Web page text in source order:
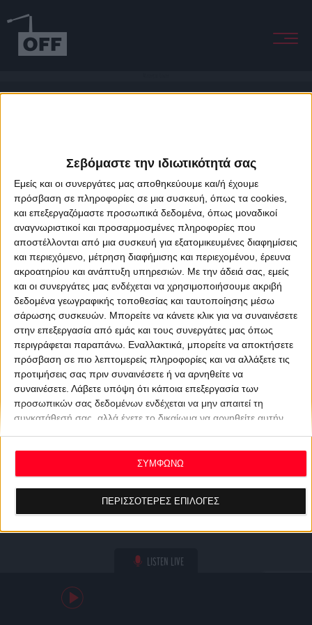
Σεβόμαστε την ιδιωτικότητά σας
Εμείς και οι συνεργάτες μας αποθηκεύουμε και/ή έχουμε
πρόσβαση σε πληροφορίες σε μια συσκευή, όπως τα cookies,
και επεξεργαζόμαστε προσωπικά δεδομένα, όπως μοναδικοί
αναγνωριστικοί και προσαρμοσμένες πληροφορίες που
αποστέλλονται από μια συσκευή για εξατομικευμένες διαφημίσεις
και περιεχόμενο, μέτρηση διαφήμισης και περιεχομένου, έρευνα
ακροατηρίου και ανάπτυξη υπηρεσιών. Με την άδειά σας, εμείς
και οι συνεργάτες μας ενδέχεται να χρησιμοποιήσουμε ακριβή
δεδομένα γεωγραφικής τοποθεσίας και ταυτοποίησης μέσω
σάρωσης συσκευών. Μπορείτε να κάνετε κλικ για να συναινέσετε
στην επεξεργασία από εμάς και τους συνεργάτες μας όπως
περιγράφεται παραπάνω. Εναλλακτικά, μπορείτε να αποκτήσετε
πρόσβαση σε πιο λεπτομερείς πληροφορίες και να αλλάξετε τις
προτιμήσεις σας πριν συναινέσετε ή να αρνηθείτε να
συναινέσετε. Λάβετε υπόψη ότι κάποια επεξεργασία των
προσωπικών σας δεδομένων ενδέχεται να μην απαιτεί τη
συγκατάθεσή σας, αλλά έχετε το δικαίωμα να αρνηθείτε αυτήν
ανακαλέσετε τη συγκατάθεσή σας ανά πάσα στιγμή
επιστρέφοντας σε αυτόν τον ιστότοπο και κάνοντας κλικ στο
κουμπί "Απορρήτου" στο κάτω μέρος της ιστοσελίδας.
ΠΕΡΙΣΣΟΤΕΡΕΣ ΕΠΙΛΟΓΕΣ
ΣΥΜΦΩΝΩ
LISTEN LIVE
About Offradio Business Class Terms & Conditions
Privacy Policy
Designed & developed byporcupine colors&Fotis Alexandrou